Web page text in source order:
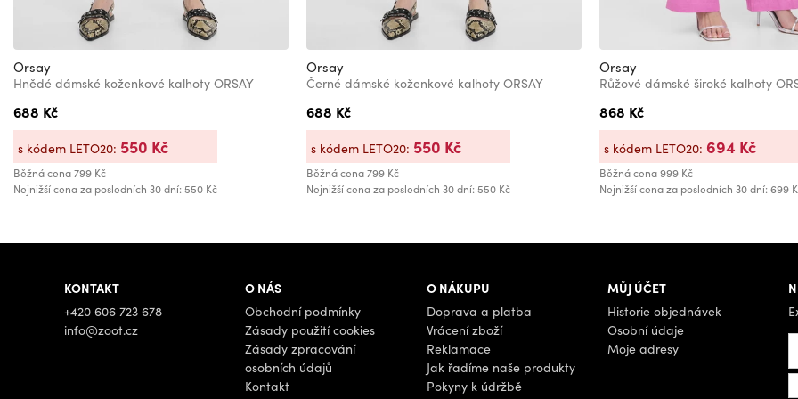
Orsay
Hnědé dámské koženkové kalhoty ORSAY
688 Kč
Běžná cena799 Kč
Nejnižší cena za posledních 30 dní: 550 Kč
s kódem LETO20: 550 Kč
Orsay
Černé dámské koženkové kalhoty ORSAY
688 Kč
Běžná cena799 Kč
Nejnižší cena za posledních 30 dní: 550 Kč
s kódem LETO20: 550 Kč
Orsay
Růžové dámské široké kalhoty
868 Kč
Běžná cena999 Kč
Nejnižší cena za posledních 30 dní: 699
s kódem LETO20: 694 Kč
KONTAKT
+420 606 723 678
info@zoot.cz
O NÁS
Obchodní podmínky
Zásady použití cookies
Zásady zpracování
osobních údajů
Kontakt
O NÁKUPU
Doprava a platba
Vrácení zboží
Reklamace
Jak řadíme naše produkty
Pokyny k údržbě
MŮJ ÚČET
Historie objednávek
Osobní údaje
Moje adresy